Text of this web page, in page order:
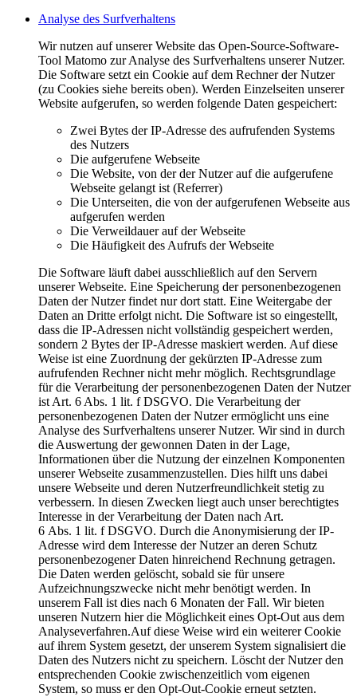
Analyse des Surfverhaltens
Wir nutzen auf unserer Website das Open-Source-Software-
Tool Matomo zur Analyse des Surfverhaltens unserer Nutzer.
Die Software setzt ein Cookie auf dem Rechner der Nutzer
(zu Cookies siehe bereits oben). Werden Einzelseiten unserer
Website aufgerufen, so werden folgende Daten gespeichert:
Zwei Bytes der IP-Adresse des aufrufenden Systems
des Nutzers
Die aufgerufene Webseite
Die Website, von der der Nutzer auf die aufgerufene
Webseite gelangt ist (Referrer)
Die Unterseiten, die von der aufgerufenen Webseite aus
aufgerufen werden
Die Verweildauer auf der Webseite
Die Häufigkeit des Aufrufs der Webseite
Die Software läuft dabei ausschließlich auf den Servern
unserer Webseite. Eine Speicherung der personenbezogenen
Daten der Nutzer findet nur dort statt. Eine Weitergabe der
Daten an Dritte erfolgt nicht. Die Software ist so eingestellt,
dass die IP-Adressen nicht vollständig gespeichert werden,
sondern 2 Bytes der IP-Adresse maskiert werden. Auf diese
Weise ist eine Zuordnung der gekürzten IP-Adresse zum
aufrufenden Rechner nicht mehr möglich. Rechtsgrundlage
für die Verarbeitung der personenbezogenen Daten der Nutzer
ist Art. 6 Abs. 1 lit. f DSGVO. Die Verarbeitung der
personenbezogenen Daten der Nutzer ermöglicht uns eine
Analyse des Surfverhaltens unserer Nutzer. Wir sind in durch
die Auswertung der gewonnen Daten in der Lage,
Informationen über die Nutzung der einzelnen Komponenten
unserer Webseite zusammenzustellen. Dies hilft uns dabei
unsere Webseite und deren Nutzerfreundlichkeit stetig zu
verbessern. In diesen Zwecken liegt auch unser berechtigtes
Interesse in der Verarbeitung der Daten nach Art.
6 Abs. 1 lit. f DSGVO. Durch die Anonymisierung der IP-
Adresse wird dem Interesse der Nutzer an deren Schutz
personenbezogener Daten hinreichend Rechnung getragen.
Die Daten werden gelöscht, sobald sie für unsere
Aufzeichnungszwecke nicht mehr benötigt werden. In
unserem Fall ist dies nach 6 Monaten der Fall. Wir bieten
unseren Nutzern hier die Möglichkeit eines Opt-Out aus dem
Analyseverfahren.Auf diese Weise wird ein weiterer Cookie
auf ihrem System gesetzt, der unserem System signalisiert die
Daten des Nutzers nicht zu speichern. Löscht der Nutzer den
entsprechenden Cookie zwischenzeitlich vom eigenen
System, so muss er den Opt-Out-Cookie erneut setzten.